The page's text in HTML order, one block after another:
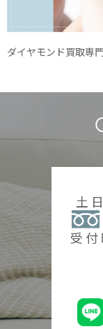
ダイヤモンド買取専
土
受